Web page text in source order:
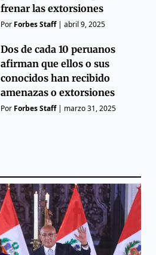
frenar las extorsiones
Por Forbes Staff|abril 9, 2025
Dos de cada 10 peruanos
afirman que ellos o sus
conocidos han recibido
amenazas o extorsiones
Por Forbes Staff| marzo 31, 2025